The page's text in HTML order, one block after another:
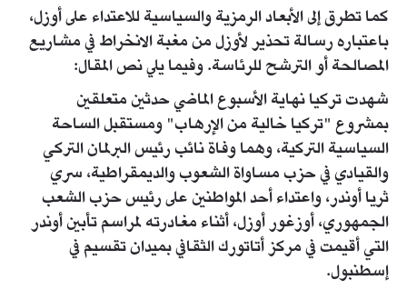
كما تطرق إلى الأبعاد الرمزية والسياسية للاعتداء على أوزل،
باعتباره رسالة تحذير لأوزل من مغبة الانخراط في مشاريع
المصالحة أو الترشح للرئاسة. وفيما يلي نص المقال:
شهدت تركيا نهاية الأسبوع الماضي حدثين متعلقين
بمشروع "تركيا خالية من الإرهاب" ومستقبل الساحة
السياسية التركية، وهما وفاة نائب رئيس البرلمان التركي
والقيادي في حزب مساواة الشعوب والديمقراطية، سري
ثريا أوندر، واعتداء أحد المواطنين على رئيس حزب الشعب
الجمهوري، أوزغور أوزل، أثناء مغادرته لمراسم تأبين أوندر
التي أقيمت في مركز أتاتورك الثقافي بميدان تقسيم في
إسطنبول.